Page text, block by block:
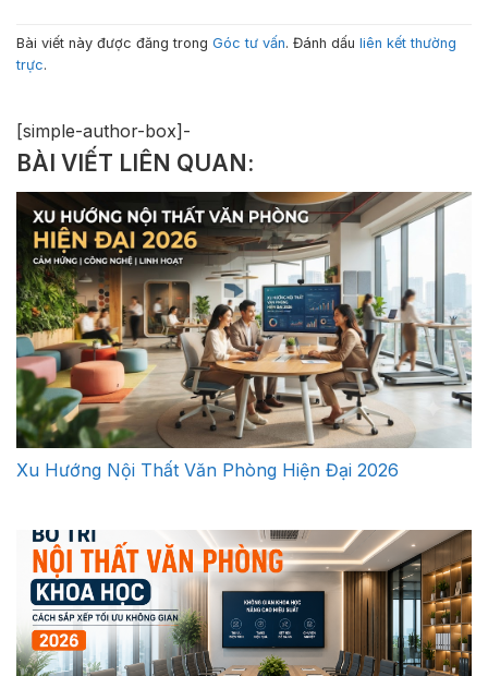
Bài viết này được đăng trong Góc tư vấn. Đánh dấu liên kết thường
trực.
[simple-author-box]-
BÀI VIẾT LIÊN QUAN:
Xu Hướng Nội Thất Văn Phòng Hiện Đại 2026